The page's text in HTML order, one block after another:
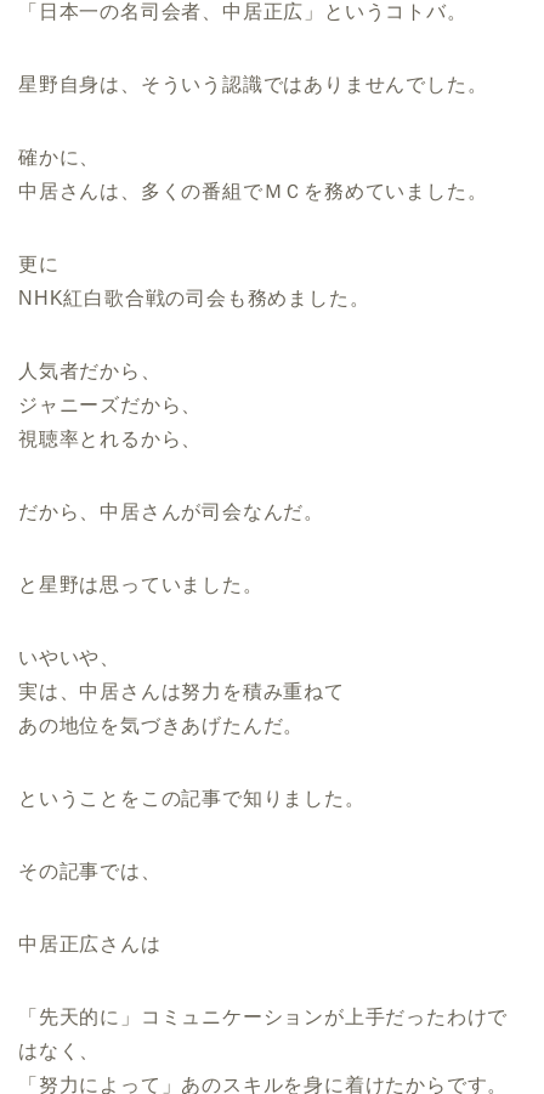
「日本一の名司会者、中居正広」というコトバ。
星野自身は、そういう認識ではありませんでした。
確かに、
中居さんは、多くの番組でＭＣを務めていました。
更に
NHK紅白歌合戦の司会も務めました。
人気者だから、
ジャニーズだから、
視聴率とれるから、
だから、中居さんが司会なんだ。
と星野は思っていました。
いやいや、
実は、中居さんは努力を積み重ねて
あの地位を気づきあげたんだ。
ということをこの記事で知りました。
その記事では、
中居正広さんは
「先天的に」コミュニケーションが上手だったわけで
はなく、
「努力によって」あのスキルを身に着けたからです。